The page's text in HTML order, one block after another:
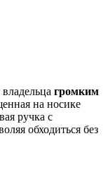
громким
на носике
ручка с
обходиться без